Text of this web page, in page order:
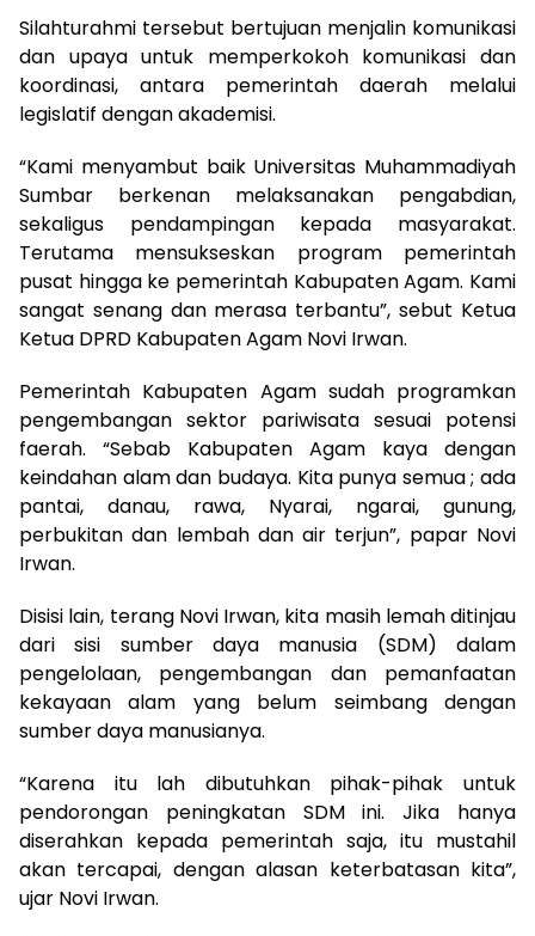
Silahturahmi tersebut bertujuan menjalin komunikasi
dan upaya untuk memperkokoh komunikasi dan
koordinasi, antara pemerintah daerah melalui
legislatif dengan akademisi.
“Kami menyambut baik Universitas Muhammadiyah
Sumbar berkenan melaksanakan pengabdian,
sekaligus pendampingan kepada masyarakat.
Terutama mensukseskan program pemerintah
pusat hingga ke pemerintah Kabupaten Agam. Kami
sangat senang dan merasa terbantu”, sebut Ketua
Ketua DPRD Kabupaten Agam Novi Irwan.
Pemerintah Kabupaten Agam sudah programkan
pengembangan sektor pariwisata sesuai potensi
faerah. “Sebab Kabupaten Agam kaya dengan
keindahan alam dan budaya. Kita punya semua ; ada
pantai, danau, rawa, Nyarai, ngarai, gunung,
perbukitan dan lembah dan air terjun”, papar Novi
Irwan.
Disisi lain, terang Novi Irwan, kita masih lemah ditinjau
dari sisi sumber daya manusia (SDM) dalam
pengelolaan, pengembangan dan pemanfaatan
kekayaan alam yang belum seimbang dengan
sumber daya manusianya.
“Karena itu lah dibutuhkan pihak-pihak untuk
pendorongan peningkatan SDM ini. Jika hanya
diserahkan kepada pemerintah saja, itu mustahil
akan tercapai, dengan alasan keterbatasan kita”,
ujar Novi Irwan.